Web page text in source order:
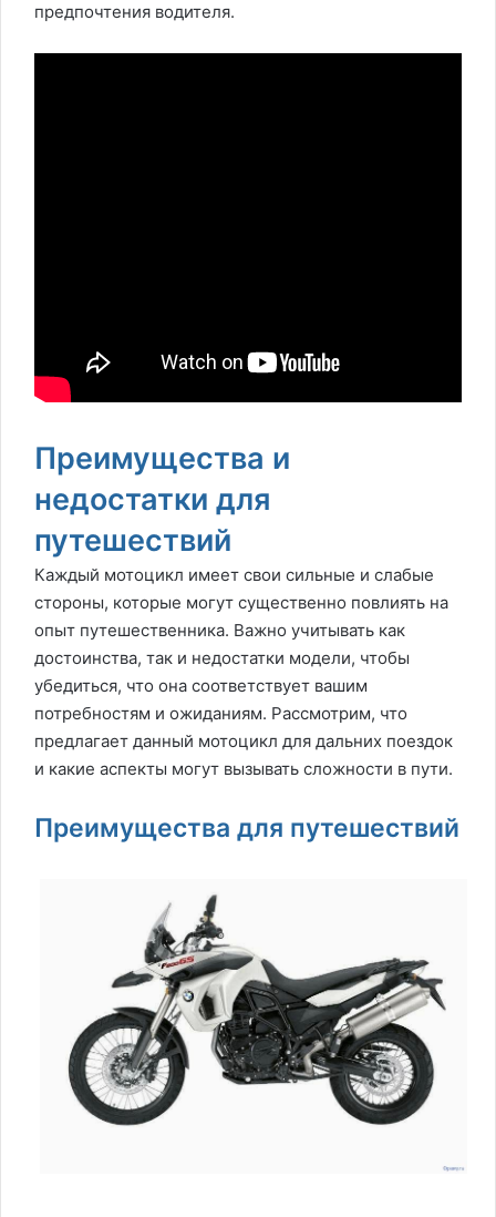
предпочтения водителя.
Преимущества и
недостатки для
путешествий
Каждый мотоцикл имеет свои сильные и слабые
стороны, которые могут существенно повлиять на
опыт путешественника. Важно учитывать как
достоинства, так и недостатки модели, чтобы
убедиться, что она соответствует вашим
потребностям и ожиданиям. Рассмотрим, что
предлагает данный мотоцикл для дальних поездок
и какие аспекты могут вызывать сложности в пути.
Преимущества для путешествий